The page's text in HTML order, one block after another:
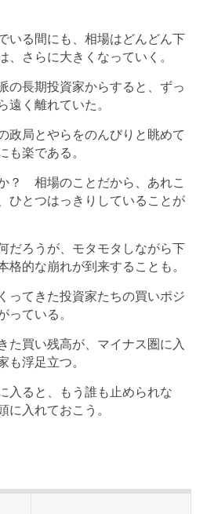
いる間にも、相場はどんどん下
さらに大きくなっていく。
の長期投資家からすると、ずっ
遠く離れていた。
政局とやらをのんびりと眺めて
楽である。
？ 相場のことだから、あれこ
ひとつはっきりしていることが
だろうが、モタモタしながら下
格的な崩れが到来することも。
ってきた投資家たちの買いポジ
っている。
た買い残高が、マイナス圏に入
も浮足立つ。
入ると、もう誰も止められな
入れておこう。